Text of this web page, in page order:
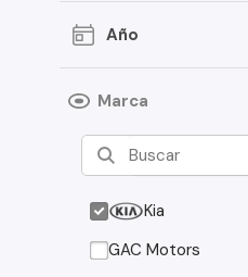
Año
Marca
Kia
GAC Motors